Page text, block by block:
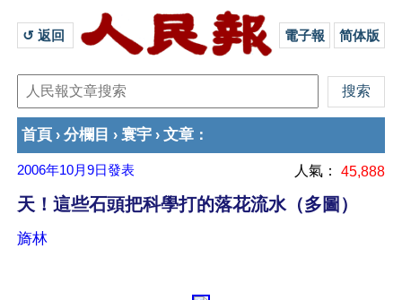
↺ 返回 電子報 简体版
首頁 › 分欄目 › 寰宇 › 文章 ：
2006年10月9日發表 人氣： 45,888
天！這些石頭把科學打的落花流水（多圖）
旖林